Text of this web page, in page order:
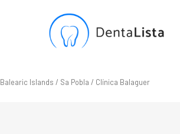
Balearic Islands / Sa Pobla / Clínica Balaguer